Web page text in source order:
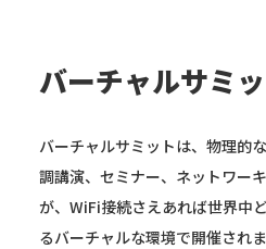
バーチャルサミ
バーチャルサミットは、物理的
調講演、セミナー、ネットワー
が、WiFi接続さえあれば世界中
るバーチャルな環境で開催され